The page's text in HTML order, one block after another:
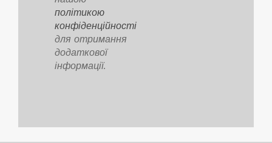
політикою
конфіденційності
для отримання
додаткової
інформації.